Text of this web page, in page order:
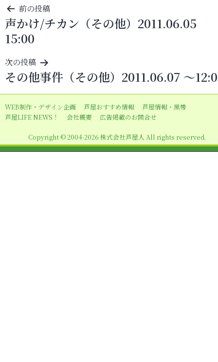
投
稿
ナ
ビ
ゲ
ー
シ
ョ
前の投稿
声かけ/チカン（その他）2011.06.05
15:00
次の投稿
その他事件（その他）2011.06.07 ～
WEB制作・デザイン企画 芦屋おすすめ情報
芦屋情報・黒帯
芦屋LIFE NEWS！
会社概要 広告掲載のお問合せ
Copyright © 2004-2026 株式会社芦屋人 All rights reserved.